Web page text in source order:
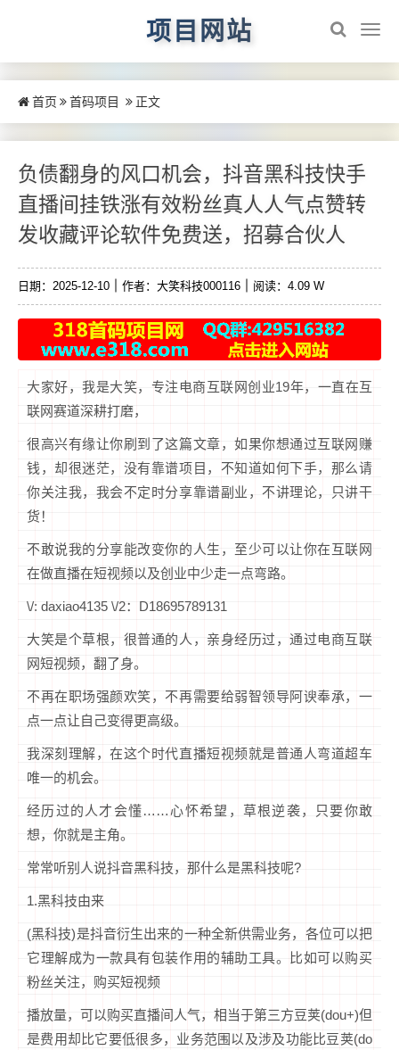
项目网站
首页 首码项目 正文
负债翻身的风口机会，抖音黑科技快手
直播间挂铁涨有效粉丝真人人气点赞转
发收藏评论软件免费送，招募合伙人
日期：2025-12-10 作者：大笑科技000116 阅读：4.09 W
大家好，我是大笑，专注电商互联网创业19年，一直在互
联网赛道深耕打磨，
很高兴有缘让你刷到了这篇文章，如果你想通过互联网赚
钱，却很迷茫，没有靠谱项目，不知道如何下手，那么请
你关注我，我会不定时分享靠谱副业，不讲理论，只讲干
货！
不敢说我的分享能改变你的人生，至少可以让你在互联网
在做直播在短视频以及创业中少走一点弯路。
\/: daxiao4135 \/2：D18695789131
大笑是个草根，很普通的人，亲身经历过，通过电商互联
网短视频，翻了身。
不再在职场强颜欢笑，不再需要给弱智领导阿谀奉承，一
点一点让自己变得更高级。
我深刻理解，在这个时代直播短视频就是普通人弯道超车
唯一的机会。
经历过的人才会懂……心怀希望，草根逆袭，只要你敢
想，你就是主角。
常常听别人说抖音黑科技，那什么是黑科技呢?
1.黑科技由来
(黑科技)是抖音衍生出来的一种全新供需业务，各位可以把
它理解成为一款具有包装作用的辅助工具。比如可以购买
粉丝关注，购买短视频
播放量，可以购买直播间人气，相当于第三方豆荚(dou+)但
是费用却比它要低很多，业务范围以及涉及功能比豆荚(do